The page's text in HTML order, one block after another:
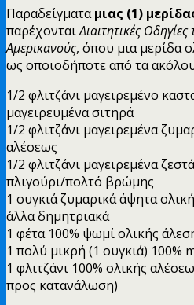
Παραδείγματαμιας (1)
παρέχονταιΔιαιτητικές
Αμερικανούς, όπου μια μερίδα
ως οποιοδήποτε από τα
1/2 φλιτζάνι μαγειρεμένο
μαγειρευμένα σιτηρά
1/2 φλιτζάνι μαγειρεμένα
αλέσεως
1/2 φλιτζάνι μαγειρεμένα
πλιγούρι/πολτό βρώμης
1 ουγκιά ζυμαρικά άψητα
άλλα δημητριακά
1 φέτα 100% ψωμί ολικής
1 πολύ μικρή (1 ουγκιά) 100%
1 φλιτζάνι 100% ολικής
προς κατανάλωση)